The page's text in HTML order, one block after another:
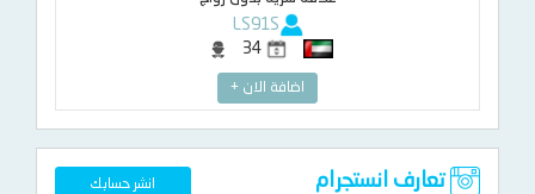
LS91S
34
اضافة الان +
تعارف انستجرام انشر حسابك